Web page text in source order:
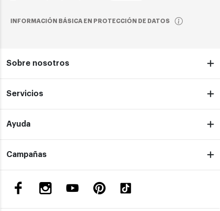
INFORMACIÓN BÁSICA EN PROTECCIÓN DE DATOS
Sobre nosotros
Servicios
Ayuda
Campañas